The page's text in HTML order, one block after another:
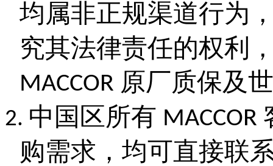
均属非正规渠道行为
究其法律责任的权利
MACCOR 原厂质保及
2. 中国区所有 MACCOR
购需求，均可直接联